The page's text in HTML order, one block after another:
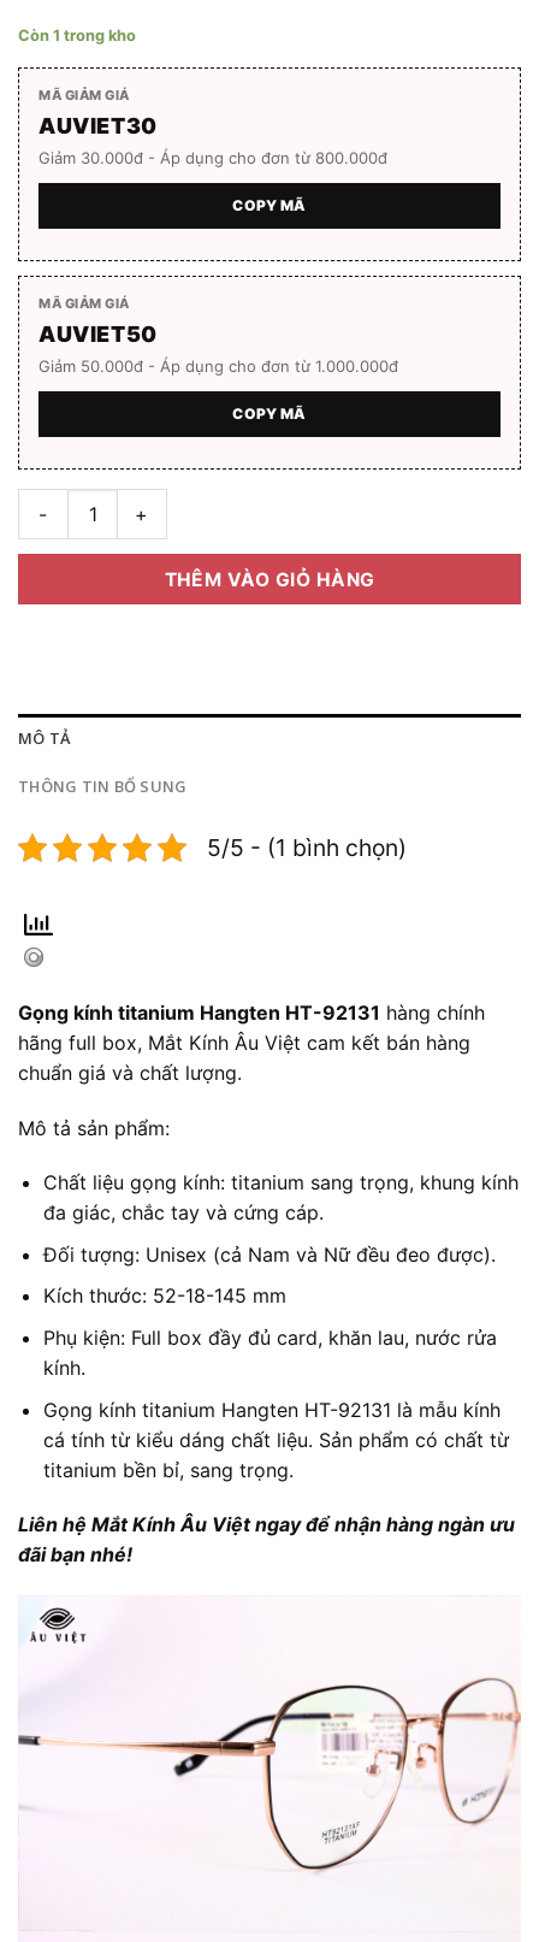
Còn 1 trong kho
MÃ GIẢM GIÁ
AUVIET30
Giảm 30.000đ - Áp dụng cho đơn từ 800.000đ
COPY MÃ
MÃ GIẢM GIÁ
AUVIET50
Giảm 50.000đ - Áp dụng cho đơn từ 1.000.000đ
COPY MÃ
Gọng kính Titanium Hangten HT-92131 chính hãng số lượng
THÊM VÀO GIỎ HÀNG
MÔ TẢ
THÔNG TIN BỔ SUNG
5/5 - (1 bình chọn)
Gọng kính titanium Hangten HT-92131 hàng chính
hãng full box, Mắt Kính Âu Việt cam kết bán hàng
chuẩn giá và chất lượng.
Mô tả sản phẩm:
Chất liệu gọng kính: titanium sang trọng, khung kính
đa giác, chắc tay và cứng cáp.
Đối tượng: Unisex (cả Nam và Nữ đều đeo được).
Kích thước: 52-18-145 mm
Phụ kiện: Full box đầy đủ card, khăn lau, nước rửa
kính.
Gọng kính titanium Hangten HT-92131 là mẫu kính
cá tính từ kiểu dáng chất liệu. Sản phẩm có chất từ
titanium bền bỉ, sang trọng.
Liên hệ Mắt Kính Âu Việt ngay để nhận hàng ngàn ưu
đãi bạn nhé!